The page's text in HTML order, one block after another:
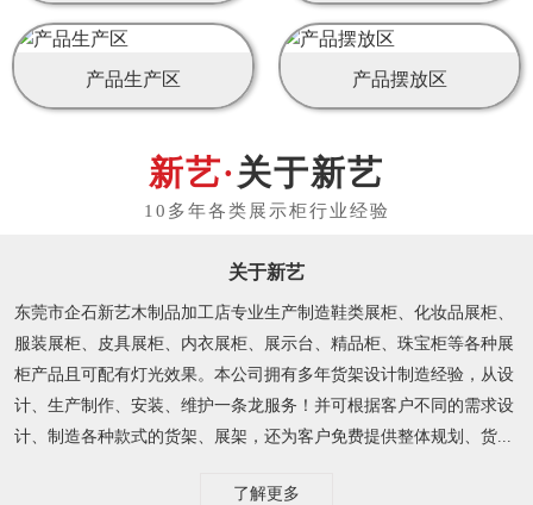
产品生产区 产品摆放区
关于新艺
关于新艺
东莞市企石新艺木制品加工店专业生产制造鞋类展柜、化妆品展柜、
服装展柜、皮具展柜、内衣展柜、展示台、精品柜、珠宝柜等各种展
柜产品且可配有灯光效果。本公司拥有多年货架设计制造经验，从设
计、生产制作、安装、维护一条龙服务！并可根据客户不同的需求设
计、制造各种款式的货架、展架，还为客户免费提供整体规划、货...
了解更多